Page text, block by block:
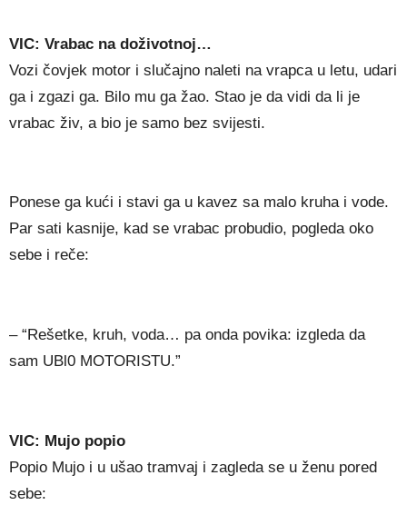
VIC: Vrabac na doživotnoj…
Vozi čovjek motor i slučajno naleti na vrapca u letu, udari
ga i zgazi ga. Bilo mu ga žao. Stao je da vidi da li je
vrabac živ, a bio je samo bez svijesti.
Ponese ga kući i stavi ga u kavez sa malo kruha i vode.
Par sati kasnije, kad se vrabac probudio, pogleda oko
sebe i reče:
– “Rešetke, kruh, voda… pa onda povika: izgleda da
sam UBl0 MOTORISTU.”
VIC: Mujo popio
Popio Mujo i u ušao tramvaj i zagleda se u ženu pored
sebe: